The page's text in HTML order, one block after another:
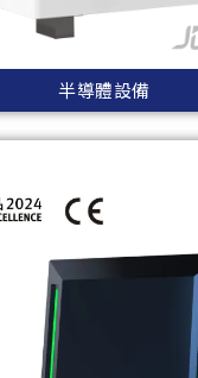
半導體設備